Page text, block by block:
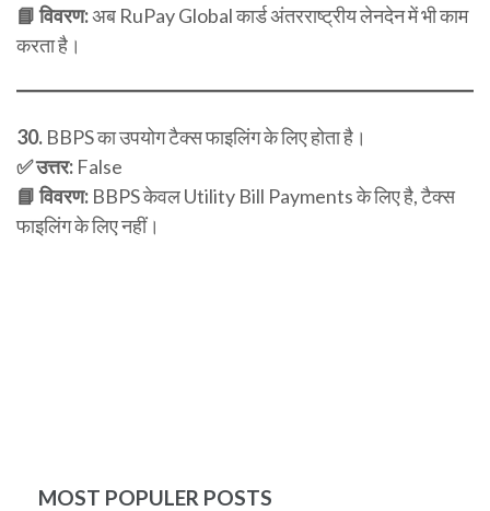
📘 विवरण:अब RuPay Global कार्ड अंतरराष्ट्रीय लेनदेन में भी काम
करता है।
30. BBPS का उपयोग टैक्स फाइलिंग के लिए होता है।
✅ उत्तर: False
📘 विवरण: BBPS केवल Utility Bill Payments के लिए है, टैक्स
फाइलिंग के लिए नहीं।
MOST POPULER POSTS